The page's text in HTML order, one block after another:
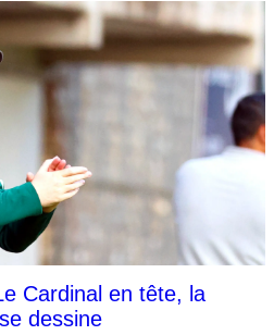
Cardinal en tête, la
dessine